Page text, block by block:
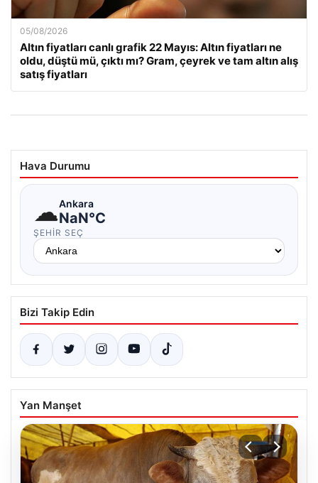
05/08/2026
Altın fiyatları canlı grafik 22 Mayıs: Altın fiyatları ne
oldu, düştü mü, çıktı mı? Gram, çeyrek ve tam altın alış
satış fiyatları
Hava Durumu
☁Ankara
NaN°C
ŞEHIR SEÇ
Bizi Takip Edin
Yan Manşet